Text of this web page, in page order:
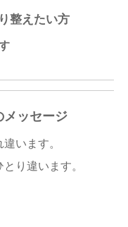
整えたい方
メッセージ
います。
り違います。